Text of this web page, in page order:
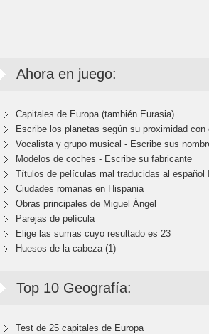
Ahora en juego:
Capitales de Europa (también Eurasia)
Escribe los planetas según su proximidad con
Vocalista y grupo musical - Escribe sus
Modelos de coches - Escribe su fabricante
Títulos de películas mal traducidas al español II
Ciudades romanas en Hispania
Obras principales de Miguel Ángel
Parejas de película
Elige las sumas cuyo resultado es 23
Huesos de la cabeza (1)
Top 10 Geografía:
Test de 25 capitales de Europa